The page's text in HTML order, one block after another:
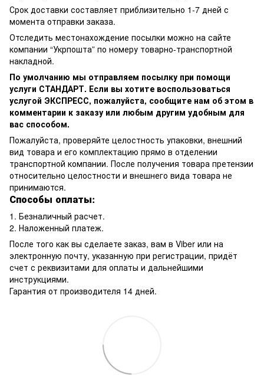
Срок доставки составляет приблизительно 1-7 дней с
момента отправки заказа.
Отследить местонахождение посылки можно на сайте
компании “Укрпошта” по номеру товарно-транспортной
накладной.
По умолчанию мы отправляем посылку при помощи
услуги СТАНДАРТ. Если вы хотите воспользоваться
услугой ЭКСПРЕСС, пожалуйста, сообщите нам об этом в
комментарии к заказу или любым другим удобным для
вас способом.
Пожалуйста, проверяйте целостность упаковки, внешний
вид товара и его комплектацию прямо в отделении
транспортной компании. После получения товара претензии
относительно целостности и внешнего вида товара не
принимаются.
Способы оплаты:
1. Безналичный расчет.
2. Наложенный платеж.
После того как вы сделаете заказ, вам в Viber или на
электронную почту, указанную при регистрации, придёт
счет с реквизитами для оплаты и дальнейшими
инструкциями.
Гарантия от производителя 14 дней.